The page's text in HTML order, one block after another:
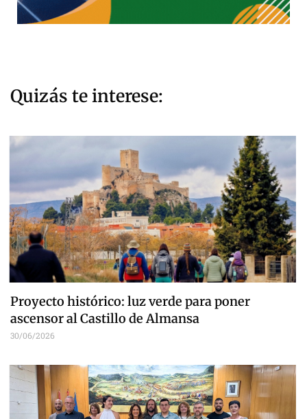
Quizás te interese:
Proyecto histórico: luz verde para poner
ascensor al Castillo de Almansa
30/06/2026